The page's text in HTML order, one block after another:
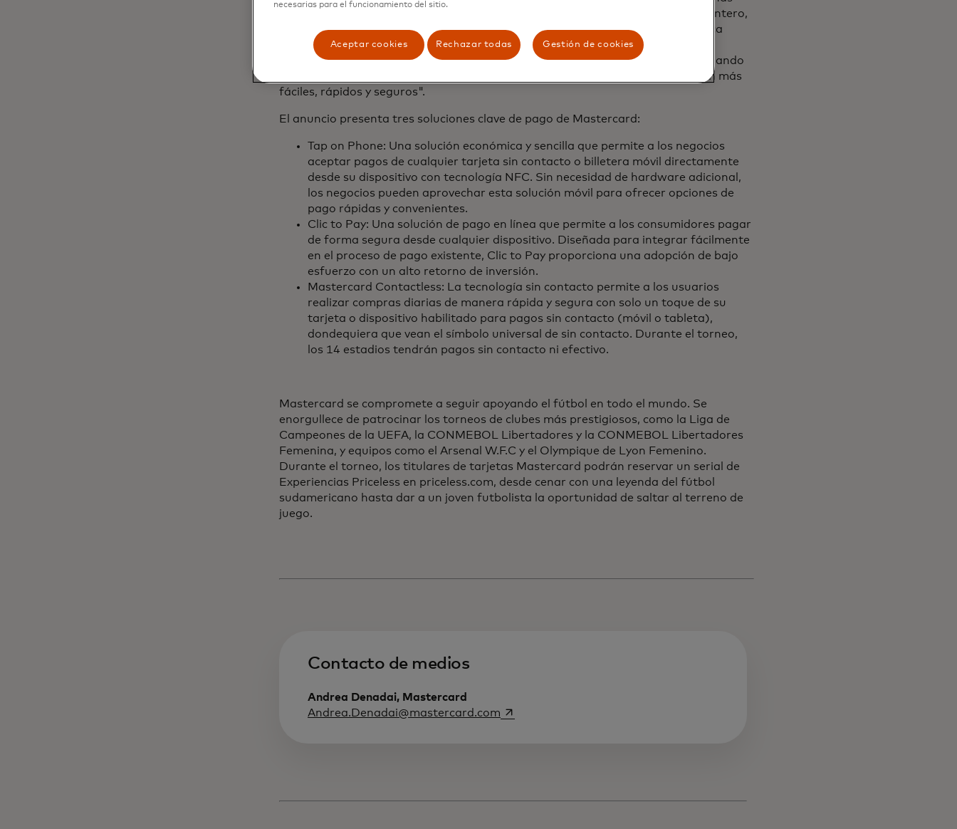
compañías, potenciando en última instancia las economías", afirmó Carlos Quintero,
vicepresidente ejecutivo de Marketing y Comunicación para la región de América
Latina y el Caribe de Mastercard. "Nuestro patrocinio de la CONMEBOL Copa
América USA 2024 también brinda la oportunidad de mostrar cómo estamos dando
vida a nuevas soluciones tecnológicas que hacen que los pagos cotidianos sean más
fáciles, rápidos y seguros".
El anuncio presenta tres soluciones clave de pago de Mastercard:
Tap on Phone: Una solución económica y sencilla que permite a los negocios
aceptar pagos de cualquier tarjeta sin contacto o billetera móvil directamente
desde su dispositivo con tecnología NFC. Sin necesidad de hardware adicional,
los negocios pueden aprovechar esta solución móvil para ofrecer opciones de
pago rápidas y convenientes.
Clic to Pay: Una solución de pago en línea que permite a los consumidores pagar
de forma segura desde cualquier dispositivo. Diseñada para integrar fácilmente
en el proceso de pago existente, Clic to Pay proporciona una adopción de bajo
esfuerzo con un alto retorno de inversión.
Mastercard Contactless: La tecnología sin contacto permite a los usuarios
realizar compras diarias de manera rápida y segura con solo un toque de su
tarjeta o dispositivo habilitado para pagos sin contacto (móvil o tableta),
dondequiera que vean el símbolo universal de sin contacto. Durante el torneo,
los 14 estadios tendrán pagos sin contacto ni efectivo.
Mastercard se compromete a seguir apoyando el fútbol en todo el mundo. Se
enorgullece de patrocinar los torneos de clubes más prestigiosos, como la Liga de
Campeones de la UEFA, la CONMEBOL Libertadores y la CONMEBOL Libertadores
Femenina, y equipos como el Arsenal W.F.C y el Olympique de Lyon Femenino.
Durante el torneo, los titulares de tarjetas Mastercard podrán reservar un serial de
Experiencias Priceless en priceless.com, desde cenar con una leyenda del fútbol
sudamericano hasta dar a un joven futbolista la oportunidad de saltar al terreno de
juego.
Contacto de medios
Andrea Denadai, Mastercard
Andrea.Denadai@mastercard.com se abre en una pestaña nueva
necesarias para el funcionamiento del sitio.
Aceptar cookies Rechazar todas Gestión de cookies